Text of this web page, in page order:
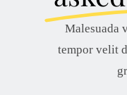
Malesuada
tempor velit